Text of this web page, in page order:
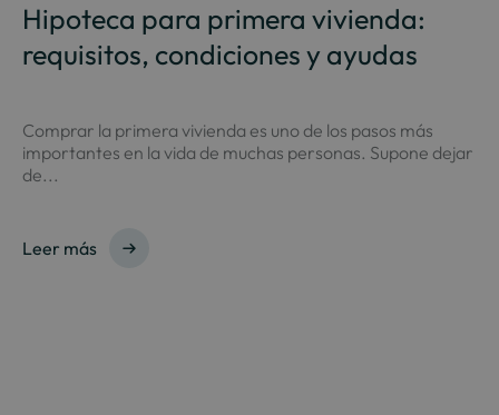
Hipoteca para primera vivienda:
requisitos, condiciones y ayudas
Comprar la primera vivienda es uno de los pasos más
importantes en la vida de muchas personas. Supone dejar
de...
Leer más